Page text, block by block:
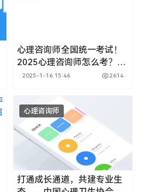
心理咨询师全国统一考试！
2025心理咨询师怎么考？报
考攻略大全
2025-1-16 15:46 2614
心理咨询师
打通成长通道，共建专业生